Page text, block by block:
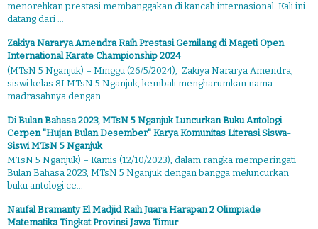
menorehkan prestasi membanggakan di kancah internasional. Kali ini
datang dari ...
Zakiya Nararya Amendra Raih Prestasi Gemilang di Mageti Open
International Karate Championship 2024
(MTsN 5 Nganjuk) – Minggu (26/5/2024), Zakiya Nararya Amendra,
siswi kelas 8I MTsN 5 Nganjuk, kembali mengharumkan nama
madrasahnya dengan ...
Di Bulan Bahasa 2023, MTsN 5 Nganjuk Luncurkan Buku Antologi
Cerpen "Hujan Bulan Desember" Karya Komunitas Literasi Siswa-
Siswi MTsN 5 Nganjuk
MTsN 5 Nganjuk) – Kamis (12/10/2023), dalam rangka memperingati
Bulan Bahasa 2023, MTsN 5 Nganjuk dengan bangga meluncurkan
buku antologi ce...
Naufal Bramanty El Madjid Raih Juara Harapan 2 Olimpiade
Matematika Tingkat Provinsi Jawa Timur